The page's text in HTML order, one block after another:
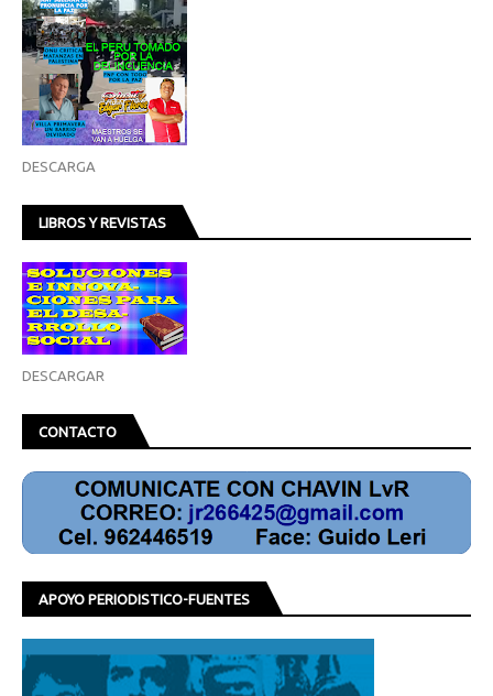
DESCARGA
LIBROS Y REVISTAS
DESCARGAR
CONTACTO
APOYO PERIODISTICO-FUENTES